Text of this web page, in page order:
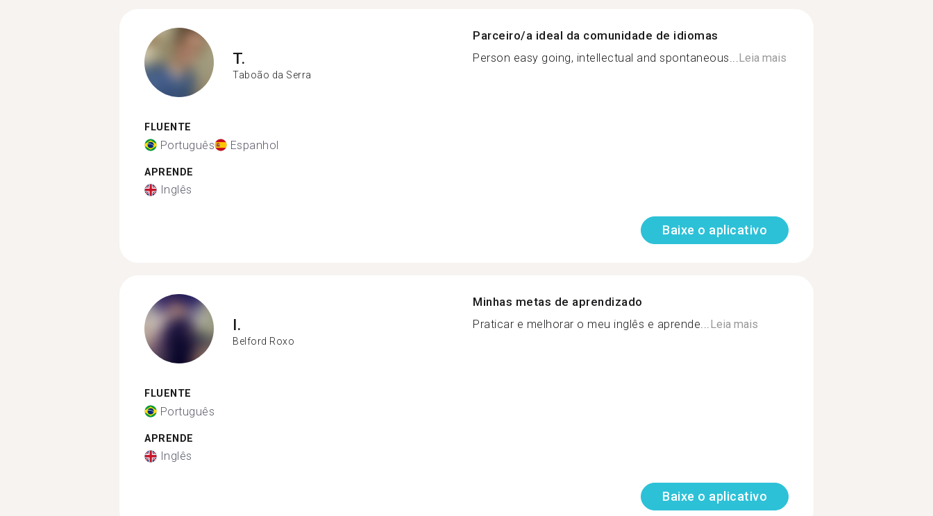
T.
Taboão da Serra
FLUENTE
Português Espanhol
APRENDE
Inglês
Parceiro/a ideal da comunidade de idiomas
Person easy going, intellectual and spontaneous...Leia mais
Baixe o aplicativo
I.
Belford Roxo
FLUENTE
Português
APRENDE
Inglês
Minhas metas de aprendizado
Praticar e melhorar o meu inglês e aprende...Leia mais
Baixe o aplicativo